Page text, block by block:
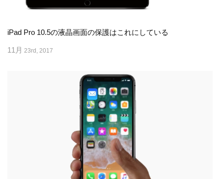
iPad Pro 10.5の液晶画面の保護はこれにしている
11月 23rd, 2017